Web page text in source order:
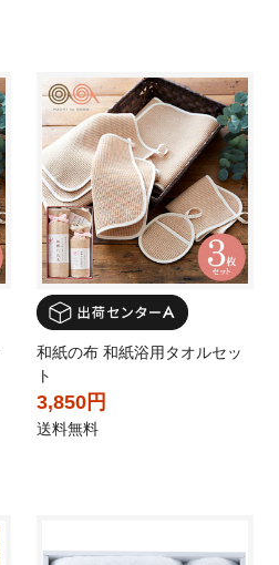
和紙の布 和紙浴用タオルセッ
ト
3,850円
送料無料